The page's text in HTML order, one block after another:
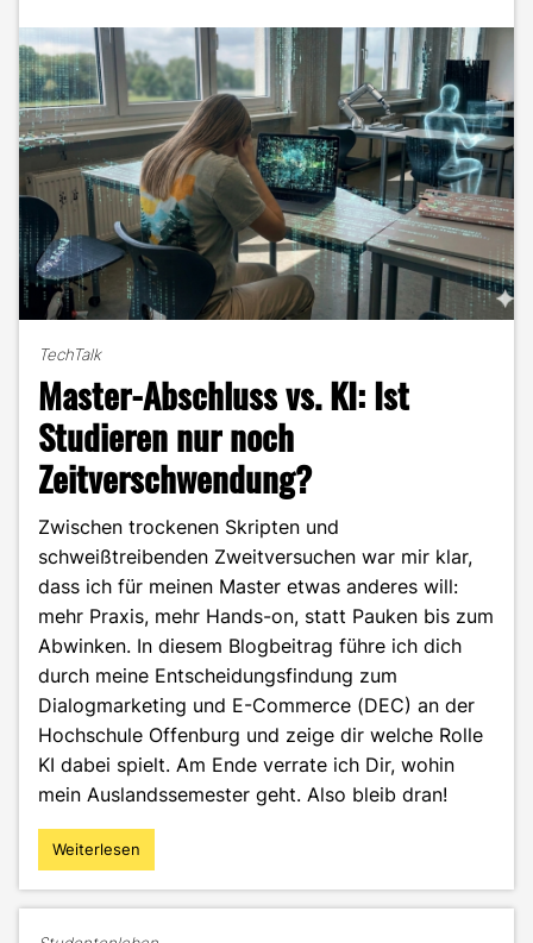
TechTalk
Master-Abschluss vs. KI: Ist
Studieren nur noch
Zeitverschwendung?
Zwischen trockenen Skripten und
schweißtreibenden Zweitversuchen war mir klar,
dass ich für meinen Master etwas anderes will:
mehr Praxis, mehr Hands-on, statt Pauken bis zum
Abwinken. In diesem Blogbeitrag führe ich dich
durch meine Entscheidungsfindung zum
Dialogmarketing und E-Commerce (DEC) an der
Hochschule Offenburg und zeige dir welche Rolle
KI dabei spielt. Am Ende verrate ich Dir, wohin
mein Auslandssemester geht. Also bleib dran!
"Master-
Abschluss
Weiterlesen